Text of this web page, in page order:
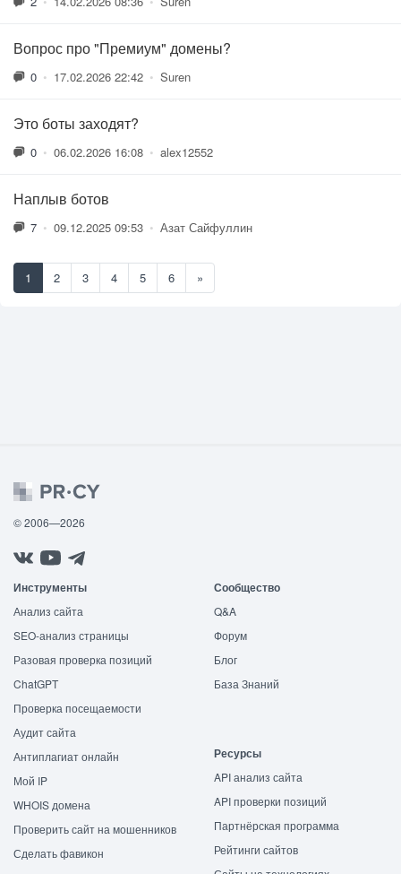
Вопрос про "Премиум" домены?
0 • 17.02.2026 22:42 • Suren
Это боты заходят?
0 • 06.02.2026 16:08 • alex12552
Наплыв ботов
7 • 09.12.2025 09:53 • Азат Сайфуллин
1 2 3 4 5 6 »
© 2006—2026
Инструменты
Анализ сайта
SEO-анализ страницы
Разовая проверка позиций
ChatGPT
Проверка посещаемости
Аудит сайта
Антиплагиат онлайн
Мой IP
WHOIS домена
Проверить сайт на мошенников
Сделать фавикон
Сообщество
Q&A
Форум
Блог
База Знаний
Ресурсы
API анализ сайта
API проверки позиций
Партнёрская программа
Рейтинги сайтов